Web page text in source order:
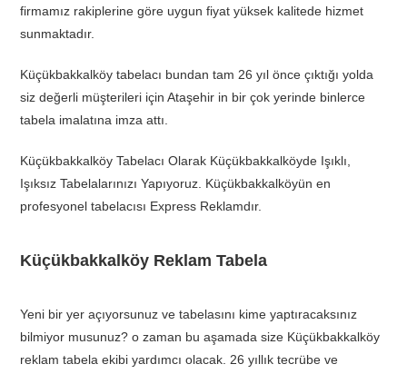
firmamız rakiplerine göre uygun fiyat yüksek kalitede hizmet
sunmaktadır.
Küçükbakkalköy tabelacı bundan tam 26 yıl önce çıktığı yolda
siz değerli müşterileri için Ataşehir in bir çok yerinde binlerce
tabela imalatına imza attı.
Küçükbakkalköy Tabelacı Olarak Küçükbakkalköyde Işıklı,
Işıksız Tabelalarınızı Yapıyoruz. Küçükbakkalköyün en
profesyonel tabelacısı Express Reklamdır.
Küçükbakkalköy Reklam Tabela
Yeni bir yer açıyorsunuz ve tabelasını kime yaptıracaksınız
bilmiyor musunuz? o zaman bu aşamada size Küçükbakkalköy
reklam tabela ekibi yardımcı olacak. 26 yıllık tecrübe ve